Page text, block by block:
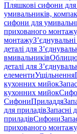
Пляшкові сифони для
умивальників,
сифони для
прихованого монтажу
монтажу
деталі для
вмивальників
деталі для
елементиУщільнення
кухонних мийок
кухонних мийок
СифониПриладдя
для приладівЗапасні
приладівСифони
прихованого монтажу